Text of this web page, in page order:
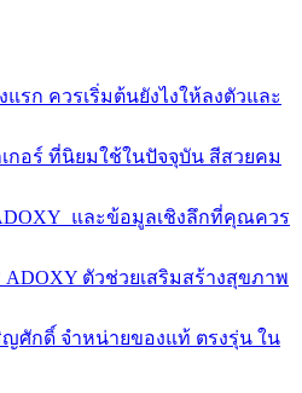
แรก ควรเริ่มต้นยังไงให้ลงตัวและ
กอร์ ที่นิยมใช้ในปัจจุบัน สีสวยคม
และข้อมูลเชิงลึกที่คุณควร
ตัวช่วยเสริมสร้างสุขภาพ
ญศักดิ์ จำหน่ายของแท้ ตรงรุ่น ใน